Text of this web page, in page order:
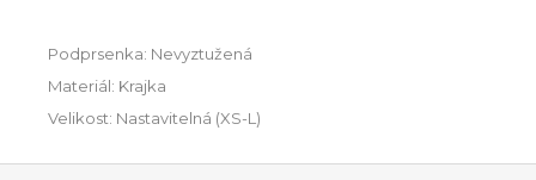
Podprsenka: Nevyztužená
Materiál: Krajka
Velikost: Nastavitelná (XS-L)